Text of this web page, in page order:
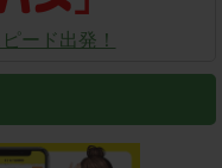
ード出発！